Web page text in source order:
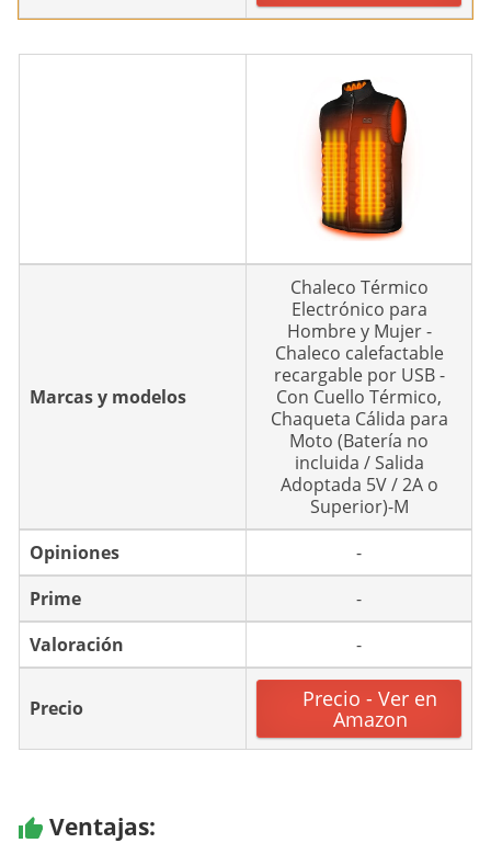
Marcas y modelos
Chaleco Térmico
Electrónico para
Hombre y Mujer -
Chaleco calefactable
recargable por USB -
Con Cuello Térmico,
Chaqueta Cálida para
Moto (Batería no
incluida / Salida
Adoptada 5V / 2A o
Superior)-M
Opiniones
-
Prime
-
Valoración
-
Precio Precio - Ver en
Amazon
Ventajas: